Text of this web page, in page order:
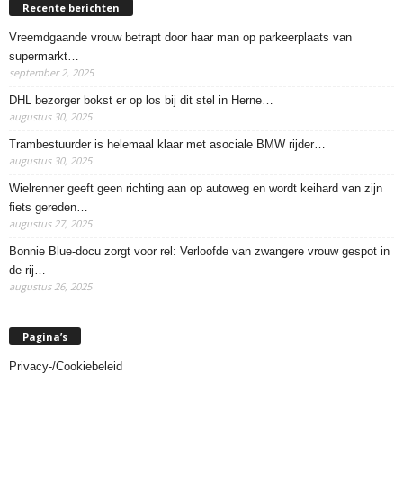
Recente berichten
Vreemdgaande vrouw betrapt door haar man op parkeerplaats van
supermarkt…
september 2, 2025
DHL bezorger bokst er op los bij dit stel in Herne…
augustus 30, 2025
Trambestuurder is helemaal klaar met asociale BMW rijder…
augustus 30, 2025
Wielrenner geeft geen richting aan op autoweg en wordt keihard van zijn
fiets gereden…
augustus 27, 2025
Bonnie Blue-docu zorgt voor rel: Verloofde van zwangere vrouw gespot in
de rij…
augustus 26, 2025
Pagina’s
Privacy-/Cookiebeleid